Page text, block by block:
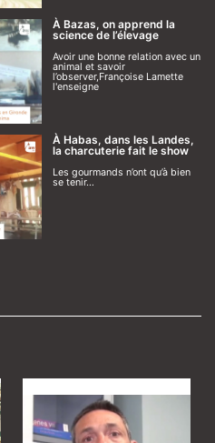
À Bazas, on apprend la
science de l’élevage
Avoir une bonne relation avec un
animal et savoir
l’observer,Françoise Lamette
l'enseigne
À Habas, dans les Landes,
la charcuterie fait le show
Les gourmands n’ont qu’à bien
se tenir…